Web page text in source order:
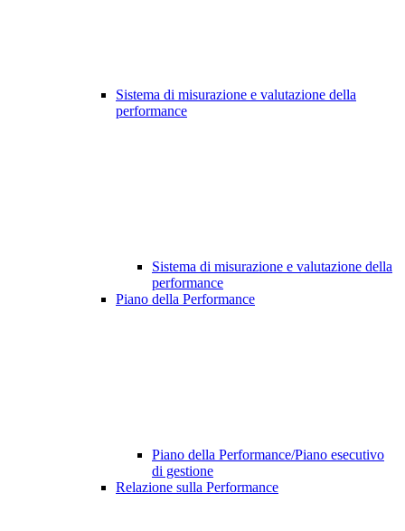
Sistema di misurazione e valutazione della
performance
Sistema di misurazione e valutazione della
performance
Piano della Performance
Piano della Performance/Piano esecutivo
di gestione
Relazione sulla Performance